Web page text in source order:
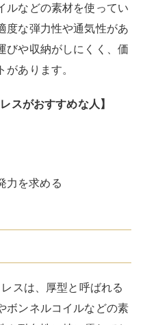
スは、厚型と呼ばれる
や耐久性に特に優れてお
スだと沈み込みすぎて快
重い人にも適していま
、重量が重くて持ち運び
。通気性が低く、湿気や
スがおすすめな人】